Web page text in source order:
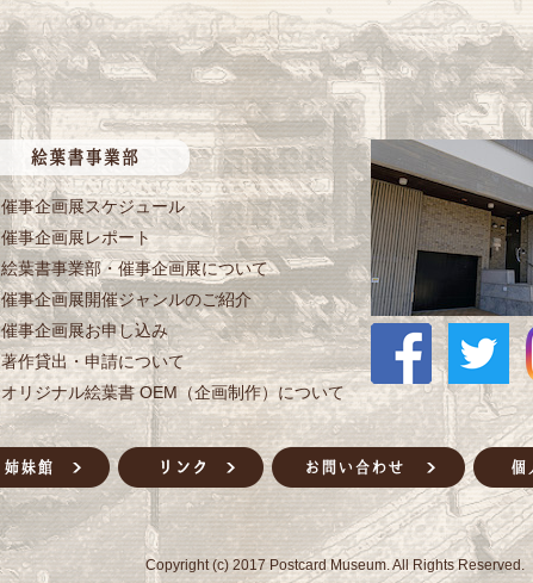
催事企画展スケジュール
催事企画展レポート
絵葉書事業部・催事企画展について
催事企画展開催ジャンルのご紹介
催事企画展お申し込み
著作貸出・申請について
オリジナル絵葉書 OEM（企画制作）について
Copyright (c) 2017 Postcard Museum. All Rights Reserved.